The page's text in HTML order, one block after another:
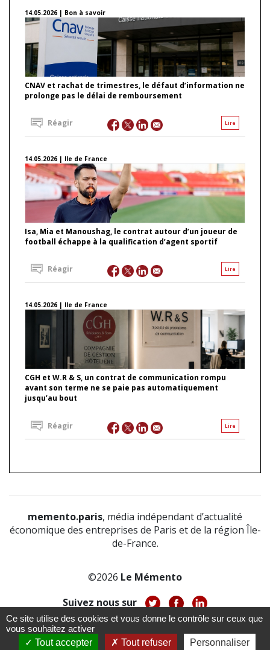
14.05.2026 | Bon à savoir
CNAV et rachat de trimestres, le défaut d’information ne
prolonge pas le délai de remboursement
Lire
Réagir
14.05.2026 | Ile de France
Isa, Mia et Manoushag, le contrat autour d’un joueur de
football échappe à la qualification d’agent sportif
Lire
Réagir
14.05.2026 | Ile de France
CGH et W.R & S, un contrat de communication rompu
avant son terme ne se paie pas automatiquement
jusqu’au bout
Lire
Réagir
memento.paris, média indépendant d’actualité
économique des entreprises de Paris et de la région Île-
de-France.
©2026 Le Mémento
Suivez nous sur
À propos-Notice légale
CGV-CGU
Ce site utilise des cookies et vous donne le contrôle sur ceux que
vous souhaitez activer
Tout accepter
Tout refuser Personnaliser